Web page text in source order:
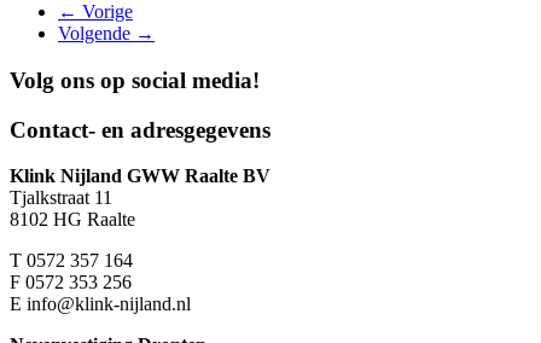
← Vorige
Volgende →
Volg ons op social media!
Contact- en adresgegevens
Klink Nijland GWW Raalte BV
Tjalkstraat 11
8102 HG Raalte
T 0572 357 164
F 0572 353 256
E info@klink-nijland.nl